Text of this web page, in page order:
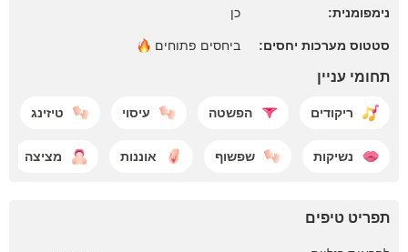
נימפומנית: כן
סטטוס מערכות יחסים: ביחסים פתוחים
תחומי עניין
ריקודים הפשטה עיסוי טיזינג
נשיקות שפשוף אוננות מציצה
תפריט טיפים